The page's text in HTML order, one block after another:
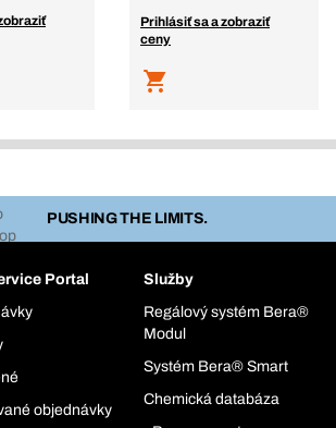
Prihlásiť sa a zobraziť
ceny
PUSHING THE LIMITS.
Portal
objednávky
Služby
Regálový systém Bera®
Modul
Systém Bera® Smart
Chemická databáza